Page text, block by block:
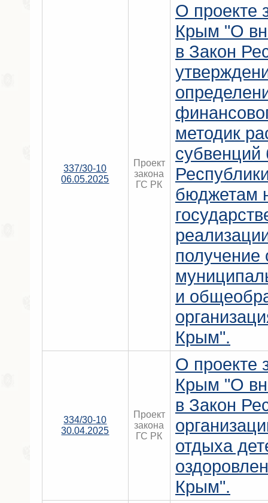
337/30-10
06.05.2025
Проект
закона
ГС РК
О проекте
Крым "О
в Закон
методик
бюджетам
получение
и
Крым".
334/30-10
30.04.2025
Проект
закона
ГС РК
О проекте
Крым "О
в Закон
отдыха
Крым".